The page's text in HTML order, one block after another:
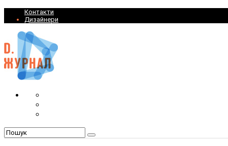
Контакти
Дизайнери